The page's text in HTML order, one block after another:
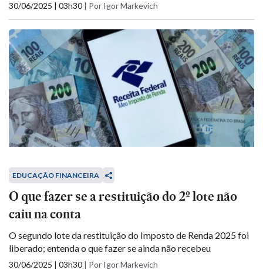
30/06/2025 | 03h30 | Por Igor Markevich
EDUCAÇÃO FINANCEIRA
O que fazer se a restituição do 2º lote não
caiu na conta
O segundo lote da restituição do Imposto de Renda 2025 foi
liberado; entenda o que fazer se ainda não recebeu
30/06/2025 | 03h30 | Por Igor Markevich